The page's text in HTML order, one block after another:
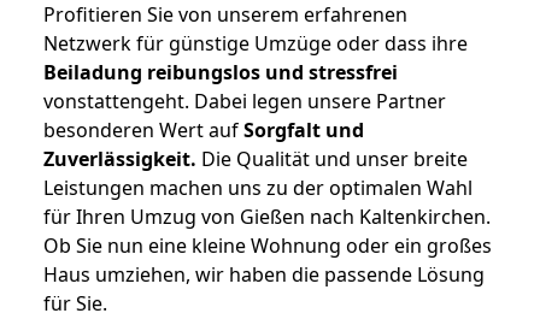
Profitieren Sie von unserem erfahrenen
Netzwerk für günstige Umzüge oder dass ihre
Beiladung reibungslos und stressfrei
vonstattengeht. Dabei legen unsere Partner
besonderen Wert aufSorgfalt und
Zuverlässigkeit. Die Qualität und unser breite
Leistungen machen uns zu der optimalen Wahl
für Ihren Umzug von Gießen nach Kaltenkirchen.
Ob Sie nun eine kleine Wohnung oder ein großes
Haus umziehen, wir haben die passende Lösung
für Sie.